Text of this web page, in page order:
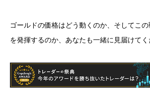
ゴールドの価格はどう動くのか、そしてこ
を発揮するのか、あなたも一緒に見届けてく